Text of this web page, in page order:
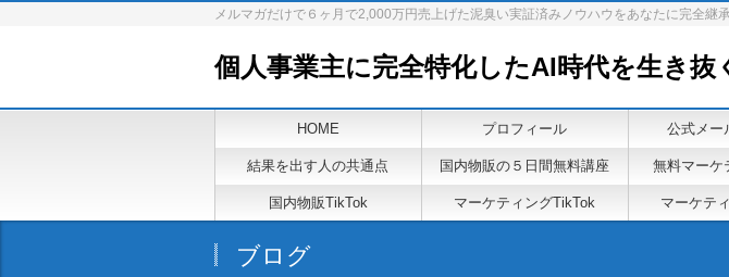
メルマガだけで６ヶ月で2,000万円売上げた泥臭い実証済みノウハウをあなたに完全継
個人事業主に完全特化したAI時代を生き抜
HOME プロフィール 公式メー
結果を出す人の共通点 国内物販の５日間無料講座 無料マーケ
国内物販TikTok マーケティングTikTok マーケテ
ブログ